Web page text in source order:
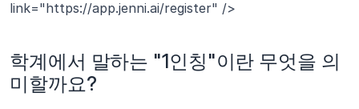
link="https://app.jenni.ai/register" />
학계에서 말하는 "1인칭"이란 무엇을 의
미할까요?